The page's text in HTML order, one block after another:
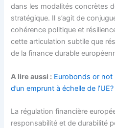
dans les modalités concrètes
stratégique. Il s’agit de
cohérence politique et
cette articulation subtile que
de la finance durable
A lire aussi : Eurobonds or not
d’un emprunt à échelle de l’UE?
La régulation financière
responsabilité et de durabilité